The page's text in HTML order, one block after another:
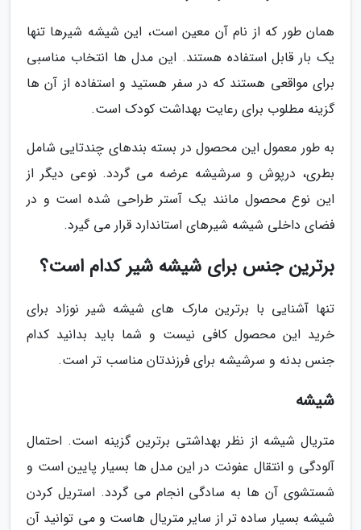
همان طور که از نام آن معین است، این شیشه شیرها تنها
یک بار قابل استفاده هستند. این مدل ها انتخاب مناسبی
برای مواقعی هستند که در سفر هستید و استفاده از آن ها
گزینه مطلوب برای رعایت بهداشت کودک است.
به طور معمول این محصول در بسته بندهای چندتایی شامل
بطری، درپوش و سرشیشه عرضه می گردد. نوعی دیگر از
این نوع محصول مانند یک آستر طراحی شده است و در
فضای داخلی شیشه شیرهای استاندارد قرار می گیرد.
برترین جنس برای شیشه شیر کدام است؟
تنها آشنایی با برترین مارک های شیشه شیر نوزاد برای
خرید این محصول کافی نیست و شما باید بدانید کدام
جنس بدنه و سرشیشه برای فرزندتان مناسب تر است.
شیشه
متریال شیشه از نظر بهداشتی برترین گزینه است. احتمال
آلودگی و انتقال عفونت در این مدل ها بسیار پایین است و
شستشوی آن ها به سادگی انجام می گردد. استریل کردن
شیشه بسیار ساده تر از سایر متریال هاست و می توانید آن